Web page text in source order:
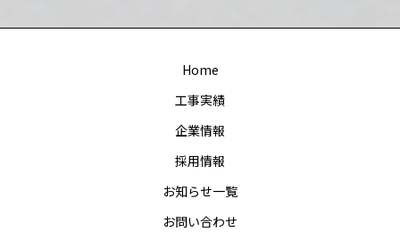
Home
工事実績
企業情報
採用情報
お知らせ一覧
お問い合わせ